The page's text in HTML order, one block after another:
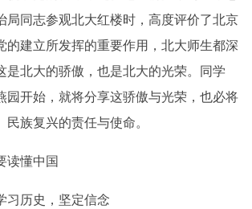
局同志参观北大红楼时，高度评价了北京
的建立所发挥的重要作用，北大师生都深
是北大的骄傲，也是北大的光荣。同学
园开始，就将分享这骄傲与光荣，也必将
民族复兴的责任与使命。
读懂中国
习历史，坚定信念